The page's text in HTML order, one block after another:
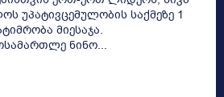
უპატივცემულობის საქმეზე 1
მიესაჯა.
ნინო...